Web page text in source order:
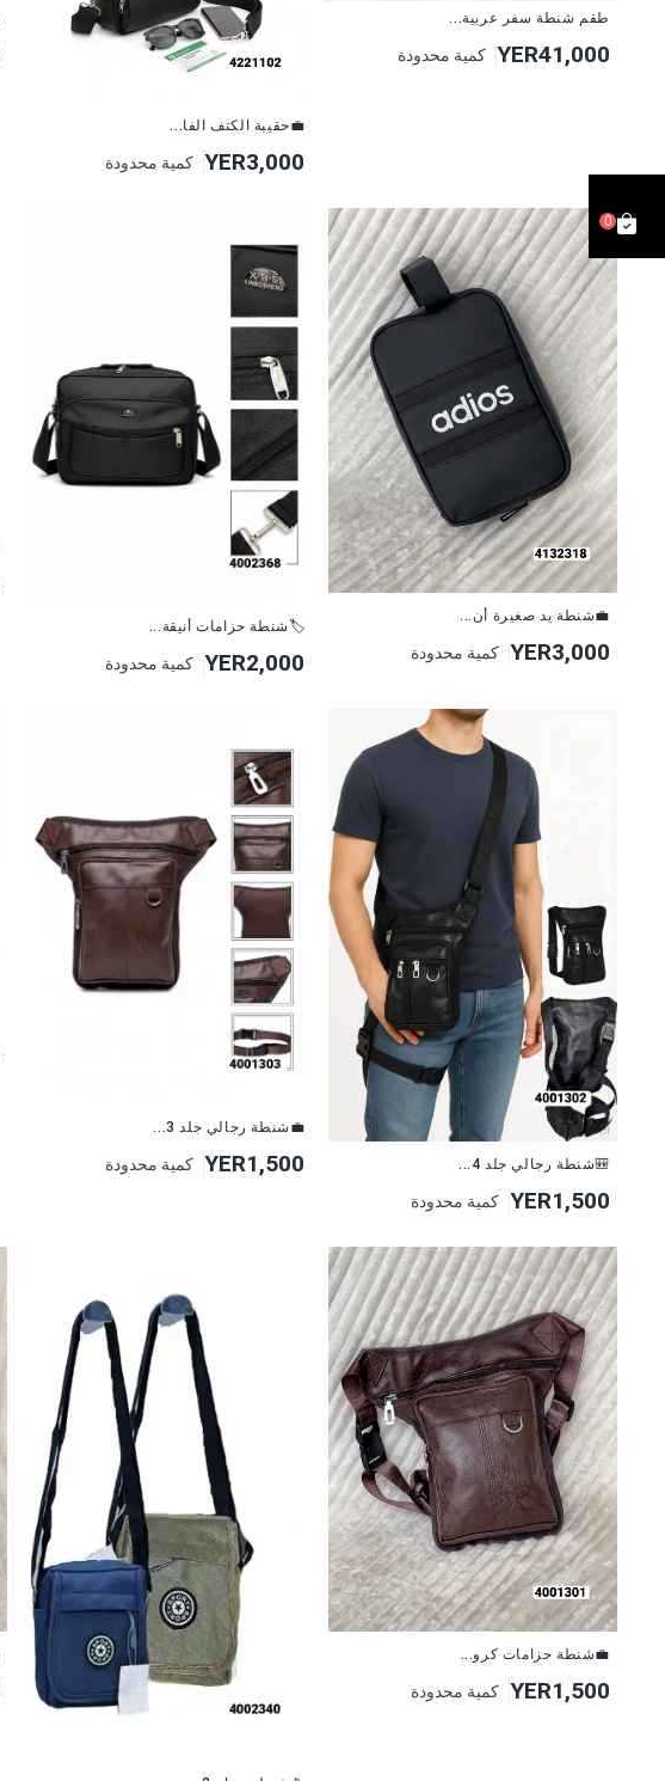
0
طقم شنطة سفر عربية...
YER41,000 كمية محدودة
💼حقيبة الكتف الفا...
YER3,000 كمية محدودة
💼شنطة يد صغيرة أن...
YER3,000 كمية محدودة
🏷شنطة حزامات أنيقة...
YER2,000 كمية محدودة
🎒شنطة رجالي جلد 4...
YER1,500 كمية محدودة
💼شنطة رجالي جلد 3...
YER1,500 كمية محدودة
💼شنطة حزامات كرو...
YER1,500 كمية محدودة